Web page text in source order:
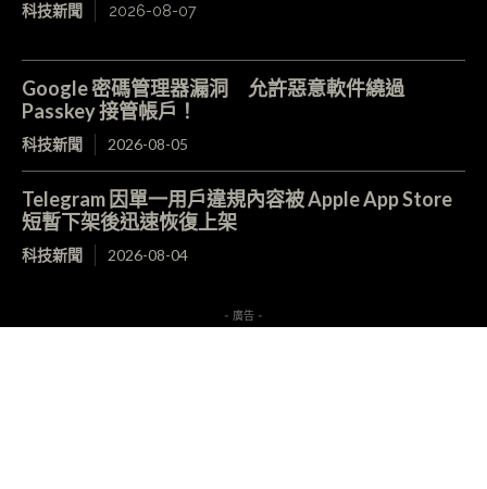
科技新聞 2026-08-07
Google 密碼管理器漏洞 允許惡意軟件繞過
Passkey 接管帳戶！
科技新聞 2026-08-05
Telegram 因單一用戶違規內容被 Apple App Store
短暫下架後迅速恢復上架
科技新聞 2026-08-04
- 廣告 -